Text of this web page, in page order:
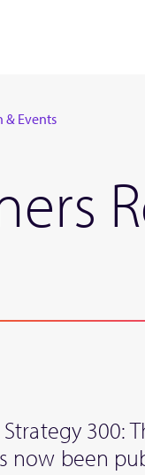
Events
300:
now been